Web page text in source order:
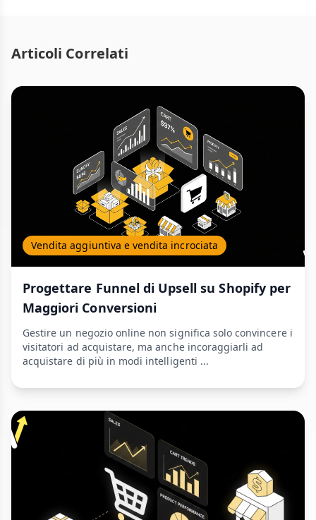
Articoli Correlati
Vendita aggiuntiva e vendita incrociata
Progettare Funnel di Upsell su Shopify per
Maggiori Conversioni
Gestire un negozio online non significa solo convincere i
visitatori ad acquistare, ma anche incoraggiarli ad
acquistare di più in modi intelligenti ...